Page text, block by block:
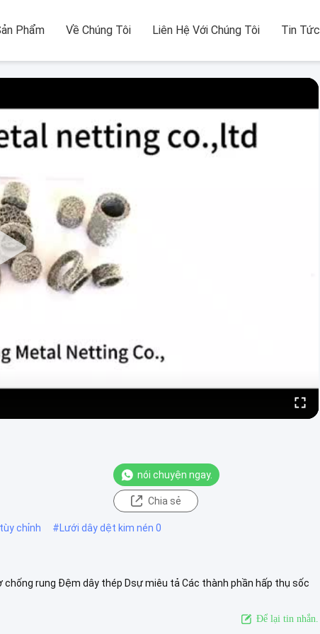
Phẩm Về Chúng Tôi Liên Hệ Với Chúng Tôi Tin Tức
nói chuyện ngay.
Chia sẻ
chỉnh #Lưới dây dệt kim nén 0
rung Đệm dây thép Dsự miêu tả Các thành phần hấp thụ sốc
Để lại tin nhắn.